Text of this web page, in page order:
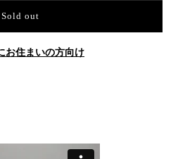
Sold out
お住まいの方向け